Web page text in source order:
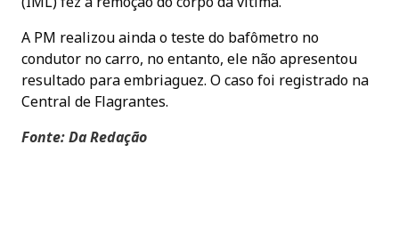
A PM realizou ainda o teste do bafômetro no
condutor no carro, no entanto, ele não apresentou
resultado para embriaguez. O caso foi registrado na
Central de Flagrantes.
Fonte: Da Redação